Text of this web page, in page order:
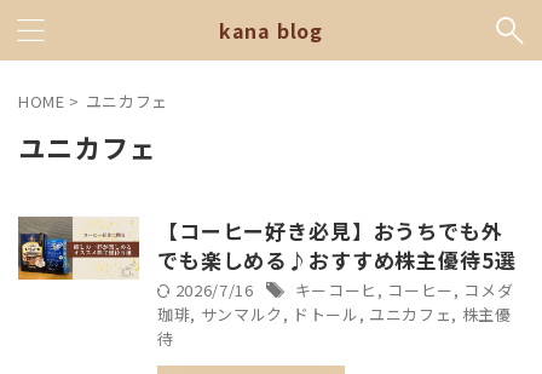
kana blog
HOME > ユニカフェ
ユニカフェ
【コーヒー好き必見】おうちでも外
でも楽しめる♪おすすめ株主優待5選
2026/7/16 キーコーヒ , コーヒー, コメダ
珈琲, サンマルク , ドトール, ユニカフェ, 株主優
待